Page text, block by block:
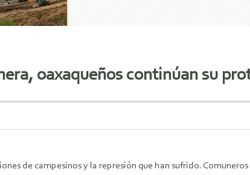
oaxaqueños continúan su
de campesinos y la represión que han sufrido.